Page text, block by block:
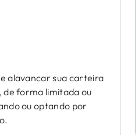
alavancar sua carteira
de forma limitada ou
ou optando por